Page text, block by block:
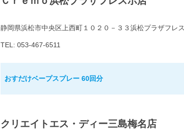
静岡県浜松市中央区上西町１０２０－３３浜松プラザフレ
TEL: 053-467-6511
おすだけベープスプレー 60回分
クリエイトエス・ディー三島梅名店